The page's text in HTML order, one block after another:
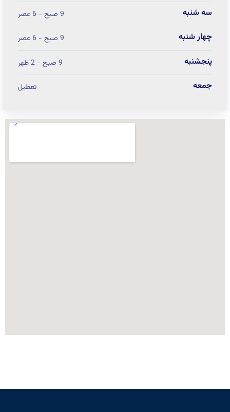
سه شنبه 9 صبح - 6 عصر
چهار شنبه 9 صبح - 6 عصر
پنجشنبه 9 صبح - 2 ظهر
جمعه تعطیل